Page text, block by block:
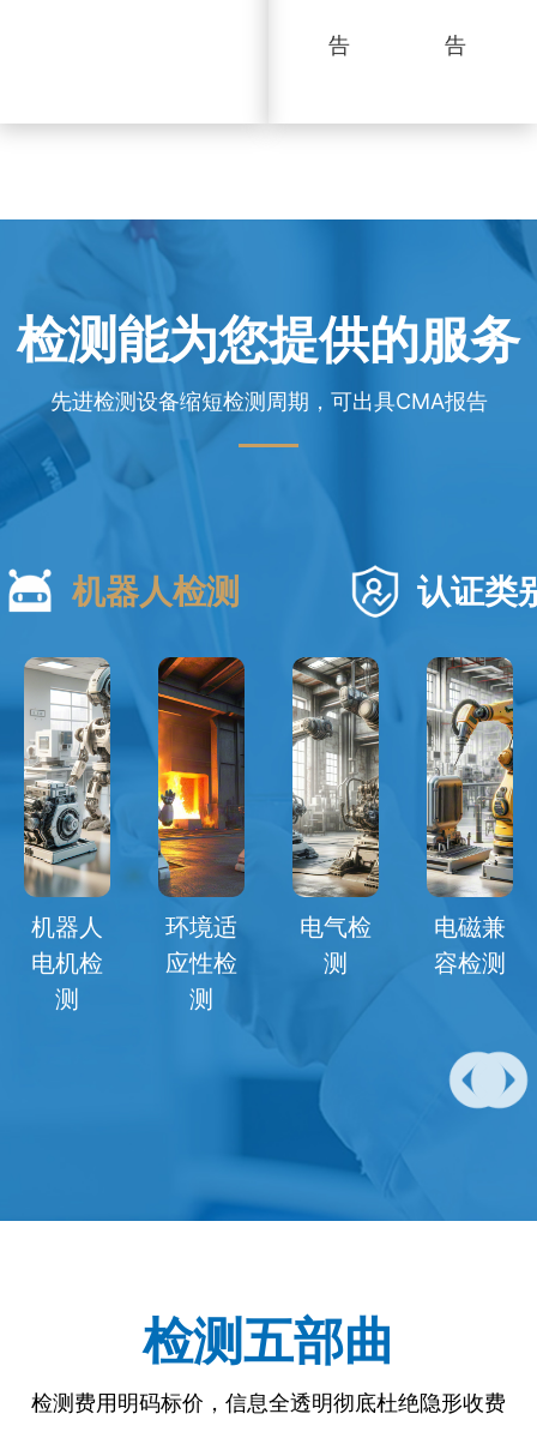
告 告
检测能为您提供的服务
先进检测设备缩短检测周期，可出具CMA报告
机器人检测 认证类
机器人
电机检
测
环境适
应性检
测
电气检
测
电磁兼
容检测
检测五部曲
检测费用明码标价，信息全透明彻底杜绝隐形收费